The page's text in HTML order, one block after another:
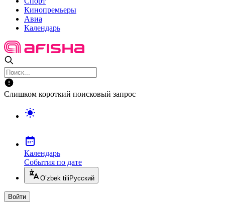
Кинопремьеры
Авиа
Календарь
Слишком короткий поисковый запрос
Календарь
События по дате
O’zbek tili Русский
Войти